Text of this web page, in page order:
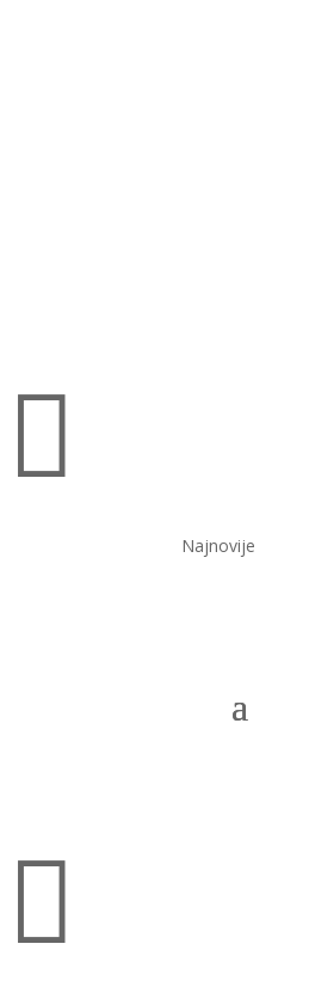

Najnovije
